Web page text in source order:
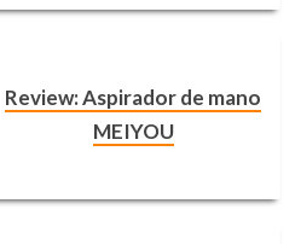
Review: Aspirador de mano
MEIYOU